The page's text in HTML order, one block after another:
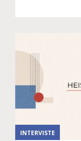
INTERVISTE